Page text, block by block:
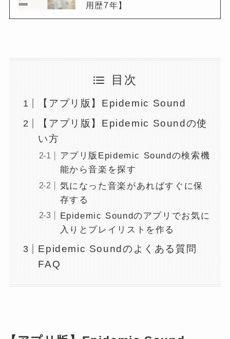
用歴7年】
目次
【アプリ版】Epidemic Sound
【アプリ版】Epidemic Soundの使
い方
アプリ版Epidemic Soundの検索機
能から音楽を探す
気になった音楽があればすぐに保
存する
Epidemic Soundのアプリでお気に
入りとプレイリストを作る
Epidemic Soundのよくある質問
FAQ